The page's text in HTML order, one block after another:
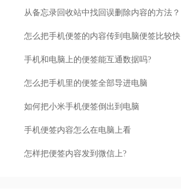
从备忘录回收站中找回误删除内容的方法？
怎么把手机便签的内容传到电脑便签比较快
手机和电脑上的便签能互通数据吗?
怎么把手机里的便签全部导进电脑
如何把小米手机便签倒出到电脑
手机便签内容怎么在电脑上看
怎样把便签内容发到微信上?